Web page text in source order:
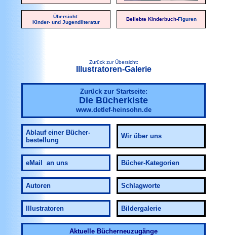
Übersicht:
Kinder- und Jugendliteratur
Beliebte Kinderbuch-Figuren
Zurück zur Übersicht:
Illustratoren-Galerie
Zurück zur Startseite:
Die Bücherkiste
www.detlef-heinsohn.de
Ablauf einer Bücher-
bestellung
Wir über uns
eMail an uns Bücher-Kategorien
Autoren Schlagworte
Illustratoren Bildergalerie
Aktuelle Bücherneuzugänge